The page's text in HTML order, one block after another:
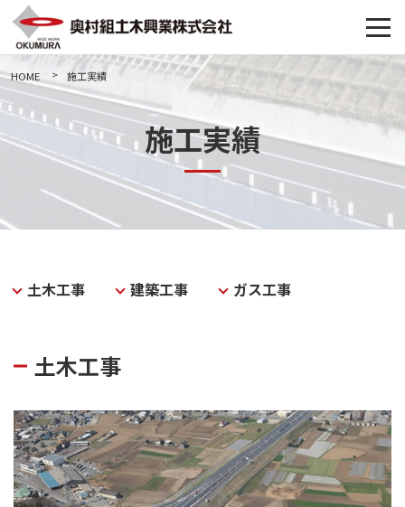
HOME 施工実績
施工実績
土木工事 建築工事 ガス工事
土木工事